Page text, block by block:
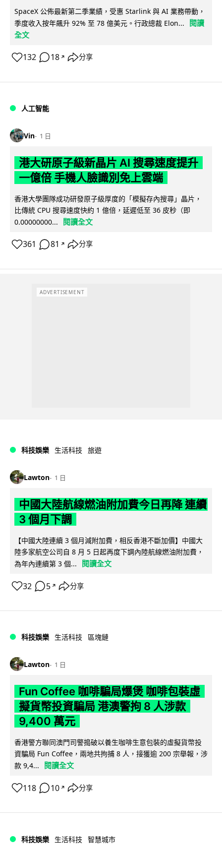
SpaceX 公佈最新第二季業績，受惠 Starlink 與 AI 業務帶動，
季度收入按年飆升 92% 至 78 億美元。行政總裁 Elon...
閱讀
全文
132 18 ↗ 分享
人工智能
Vin 1 日
港大研原子級新晶片 AI 搜尋速度提升
一億倍 手機人臉識別免上雲端
香港大學團隊成功研發原子級厚度的「模擬存內搜尋」晶片，
比傳統 CPU 搜尋速度快約 1 億倍，延遲低至 36 皮秒（即
0.00000000...
閱讀全文
361 81 ↗ 分享
ADVERTISEMENT
科技娛樂 生活科技 旅遊
Lawton 1 日
中國大陸航線燃油附加費今日再降 連續
3 個月下調
【中國大陸連續 3 個月減附加費，相反香港不斷加價】中國大
陸多家航空公司自 8 月 5 日起再度下調內陸航線燃油附加費，
為年內連續第 3 個...
閱讀全文
32 5 ↗ 分享
科技娛樂 生活科技 區塊鏈
Lawton 1 日
Fun Coffee 咖啡騙局爆煲 咖啡包裝虛
擬貨幣投資騙局 港澳警拘 8 人涉款
9,400 萬元
香港警方聯同澳門司警搗破以養生咖啡生意包裝的虛擬貨幣投
資騙局 Fun Coffee，兩地共拘捕 8 人，接獲逾 200 宗舉報，涉
款 9,4...
閱讀全文
118 10 ↗ 分享
科技娛樂 生活科技 智慧城市